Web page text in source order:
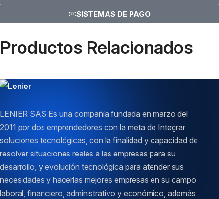
SISTEMAS DE PAGO
Productos Relacionados
LENIER SAS Es una compañía fundada en marzo del
2011 por dos emprendedores con la meta de Integrar
soluciones tecnológicas, con la finalidad y capacidad de
resolver situaciones reales a las empresas para su
desarrollo, y evolución tecnológica para atender sus
necesidades y hacerlas mejores empresas en su campo
laboral, financiero, administrativo y económico, además